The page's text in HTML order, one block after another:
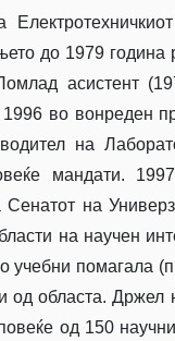
до 1979 година
асистент
1996 во вонреден
на
мандати.
на
на научен
учебни помагала
од областа. Држел
од 150